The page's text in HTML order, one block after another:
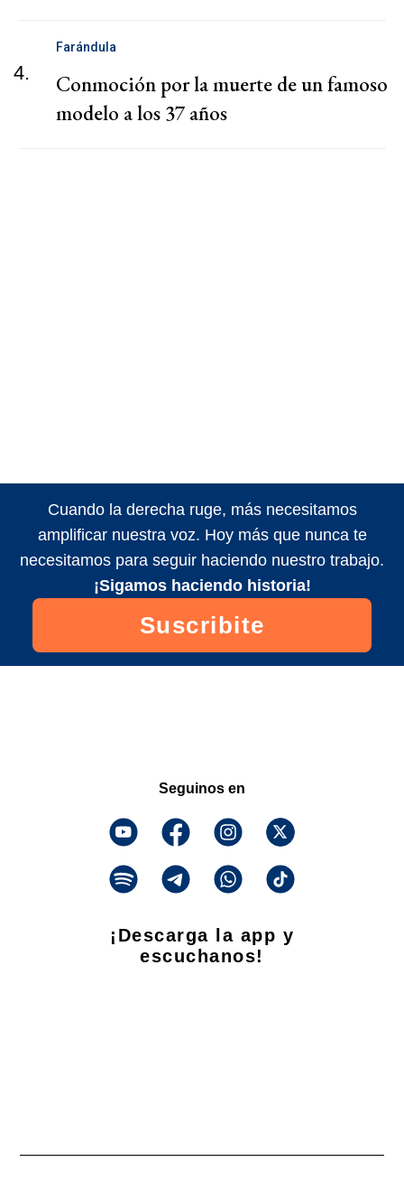
4.
Farándula
Conmoción por la muerte de un famoso
modelo a los 37 años
Cuando la derecha ruge, más necesitamos
amplificar nuestra voz. Hoy más que nunca te
necesitamos para seguir haciendo nuestro trabajo.
¡Sigamos haciendo historia!
Suscribite
Seguinos en
¡Descarga la app y
escuchanos!